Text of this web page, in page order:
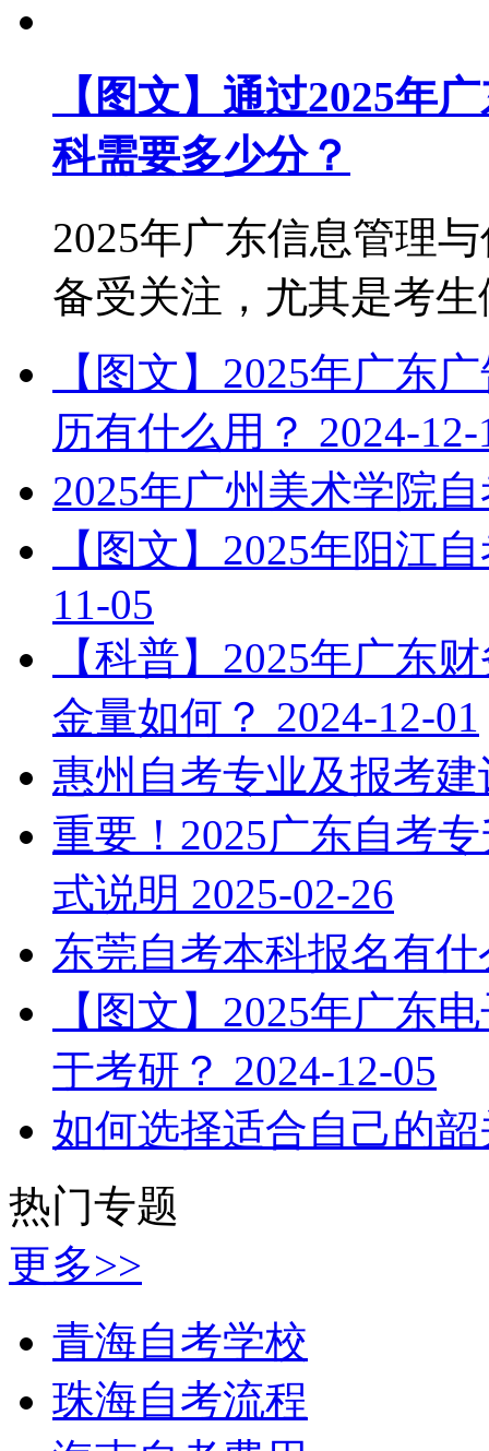
【图文】通过2025年
科需要多少分？
2025年广东信息管理
备受关注，尤其是考生
【图文】2025年广东
历有什么用？ 2024-12-
2025年广州美术学院
【图文】2025年阳江
11-05
【科普】2025年广东
金量如何？ 2024-12-01
惠州自考专业及报考建
重要！2025广东自考
式说明 2025-02-26
东莞自考本科报名有
【图文】2025年广东
于考研？ 2024-12-05
如何选择适合自己的
热门专题
更多>>
青海自考学校
珠海自考流程